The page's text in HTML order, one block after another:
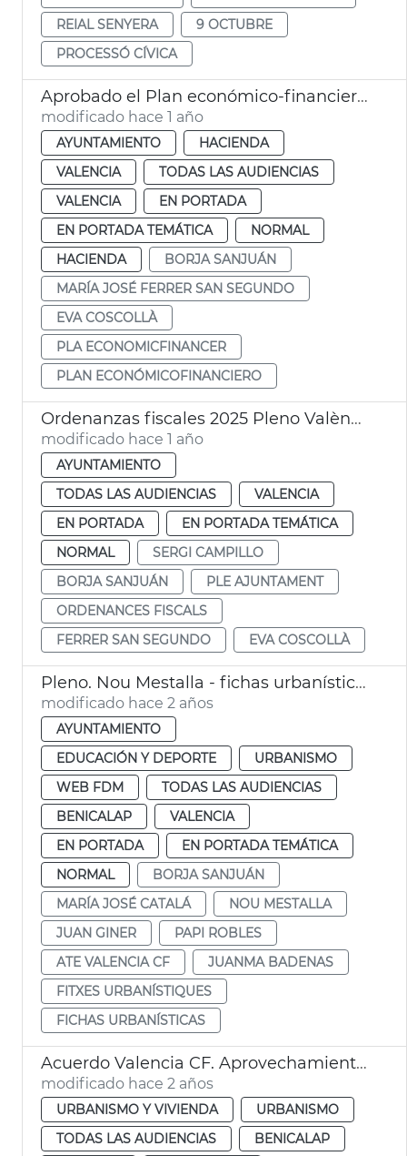
REIAL SENYERA
9 OCTUBRE
PROCESSÓ CÍVICA
Aprobado el Plan económico-financiero 2025-2026 de València
modificado hace 1 año
AYUNTAMIENTO
HACIENDA
VALENCIA
TODAS LAS AUDIENCIAS
VALENCIA
EN PORTADA
EN PORTADA TEMÁTICA
NORMAL
HACIENDA
BORJA SANJUÁN
MARÍA JOSÉ FERRER SAN SEGUNDO
EVA COSCOLLÀ
PLA ECONOMICFINANCER
PLAN ECONÓMICOFINANCIERO
Ordenanzas fiscales 2025 Pleno València
modificado hace 1 año
AYUNTAMIENTO
TODAS LAS AUDIENCIAS
VALENCIA
EN PORTADA
EN PORTADA TEMÁTICA
NORMAL
SERGI CAMPILLO
BORJA SANJUÁN
PLE AJUNTAMENT
ORDENANCES FISCALS
FERRER SAN SEGUNDO
EVA COSCOLLÀ
Pleno. Nou Mestalla - fichas urbanísticas
modificado hace 2 años
AYUNTAMIENTO
EDUCACIÓN Y DEPORTE
URBANISMO
WEB FDM
TODAS LAS AUDIENCIAS
BENICALAP
VALENCIA
EN PORTADA
EN PORTADA TEMÁTICA
NORMAL
BORJA SANJUÁN
MARÍA JOSÉ CATALÁ
NOU MESTALLA
JUAN GINER
PAPI ROBLES
ATE VALENCIA CF
JUANMA BADENAS
FITXES URBANÍSTIQUES
FICHAS URBANÍSTICAS
Acuerdo Valencia CF. Aprovechamiento urbanístico
modificado hace 2 años
URBANISMO Y VIVIENDA
URBANISMO
TODAS LAS AUDIENCIAS
BENICALAP